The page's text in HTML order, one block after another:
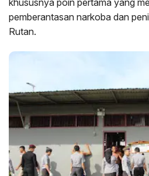
khususnya poin pertama yang
pemberantasan narkoba dan
Rutan.